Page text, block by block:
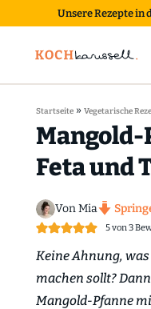
Unsere Rezepte in
Startseite» Vegetarische
Feta und
Von Mia
5von3
Keine Ahnung,
machen sollt?
Mangold-Pfanne